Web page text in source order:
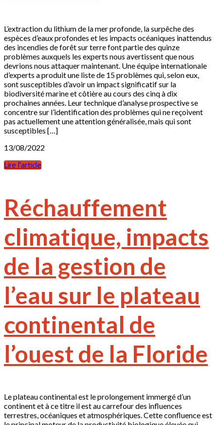
L’extraction du lithium de la mer profonde, la surpêche des
espèces d’eaux profondes et les impacts océaniques inattendus
des incendies de forêt sur terre font partie des quinze
problèmes auxquels les experts nous avertissent que nous
devrions nous attaquer maintenant. Une équipe internationale
d’experts a produit une liste de 15 problèmes qui, selon eux,
sont susceptibles d’avoir un impact significatif sur la
biodiversité marine et côtière au cours des cinq à dix
prochaines années. Leur technique d’analyse prospective se
concentre sur l’identification des problèmes qui ne reçoivent
pas actuellement une attention généralisée, mais qui sont
susceptibles […]
13/08/2022
Lire l'article
Réchauffement
climatique, impacts
de la gestion de
l’eau sur le plateau
continental de
l’ouest de la Floride
Le plateau continental est le prolongement immergé d’un
continent et à ce titre il est au carrefour des influences
terrestres, océaniques et atmosphériques. Cette confluence est